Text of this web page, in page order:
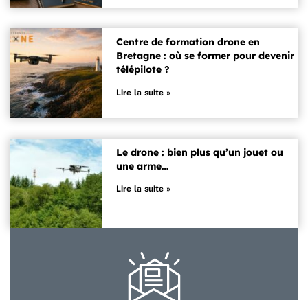
Centre de formation drone en
Bretagne : où se former pour devenir
télépilote ?
Lire la suite »
Le drone : bien plus qu’un jouet ou
une arme…
Lire la suite »